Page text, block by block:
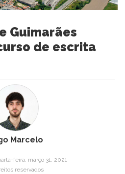
Guimarães
de escrita
Marcelo
feira, março 31, 2021
reservados